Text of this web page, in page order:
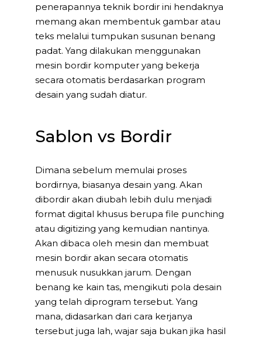
penerapannya teknik bordir ini hendaknya
memang akan membentuk gambar atau
teks melalui tumpukan susunan benang
padat. Yang dilakukan menggunakan
mesin bordir komputer yang bekerja
secara otomatis berdasarkan program
desain yang sudah diatur.
Sablon vs Bordir
Dimana sebelum memulai proses
bordirnya, biasanya desain yang. Akan
dibordir akan diubah lebih dulu menjadi
format digital khusus berupa file punching
atau digitizing yang kemudian nantinya.
Akan dibaca oleh mesin dan membuat
mesin bordir akan secara otomatis
menusuk nusukkan jarum. Dengan
benang ke kain tas, mengikuti pola desain
yang telah diprogram tersebut. Yang
mana, didasarkan dari cara kerjanya
tersebut juga lah, wajar saja bukan jika hasil